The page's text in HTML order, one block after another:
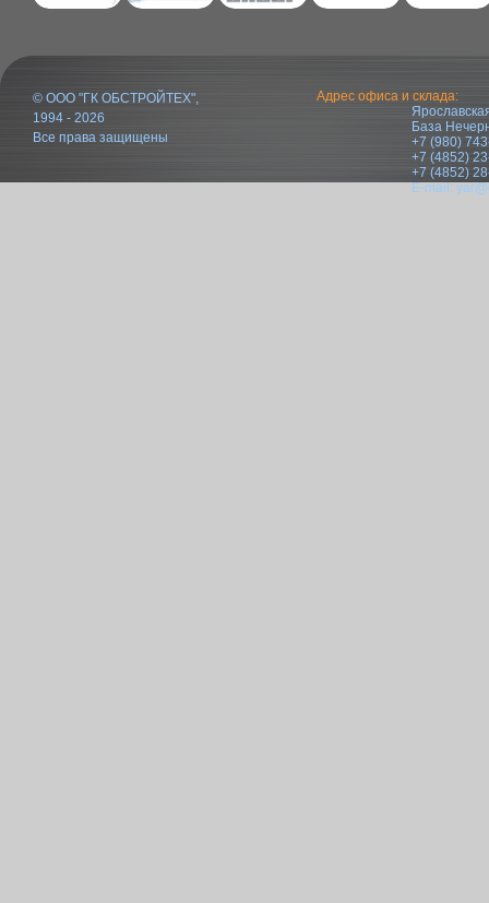
© ООО "ГК ОБСТРОЙТЕХ",
1994 - 2026
Все права защищены
Адрес офиса и склада:
База
+7 (980)
+7 (4852)
+7 (4852)
E-mail: